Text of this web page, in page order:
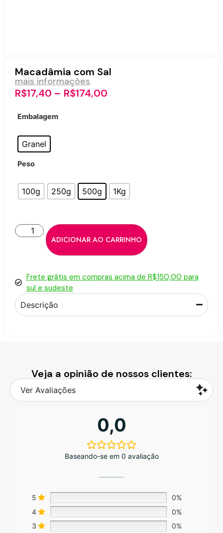
Macadâmia com Sal
mais informações
R$17,40 – R$174,00
Embalagem
Granel
Peso
100g 250g 500g 1Kg
ADICIONAR AO CARRINHO
Frete grátis em compras acima de R$150,00 para
sul e sudeste
Descrição
Veja a opinião de nossos clientes:
Ver Avaliações
0,0
Baseando-se em 0 avaliação
5
0%
4
0%
3
0%